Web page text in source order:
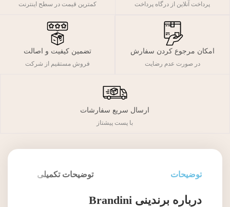
پرداخت آنلاین از درگاه پرداخت کمترین قیمت در سطح اینترنت
امکان مرجوع کردن سفارش
در صورت عدم رضایت
تضمین کیفیت و اصالت
فروش مستقیم از شرکت
ارسال سریع سفارشات
با پست پیشتاز
توضیحات توضیحات تکمیلی
درباره برندینی Brandini